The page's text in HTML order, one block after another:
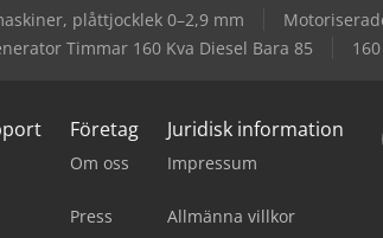
plåttjocklek 0–2,9 mm
Timmar 160 Kva Diesel Bara 85
Företag
Om oss
Press
Juridisk information
Impressum
Allmänna villkor